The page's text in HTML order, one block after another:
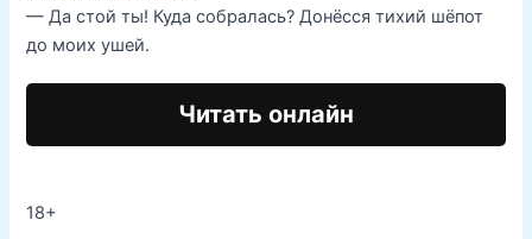
— Да стой ты! Куда собралась? Донёсся тихий шёпот
до моих ушей.
Читать онлайн
18+